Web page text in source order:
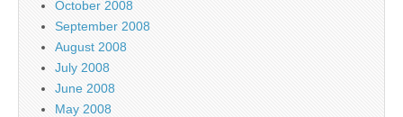
October 2008
September 2008
August 2008
July 2008
June 2008
May 2008